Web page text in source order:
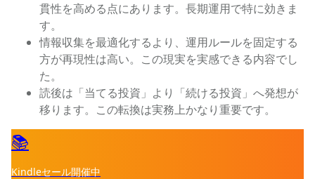
貫性を高める点にあります。長期運用で特に効きま
す。
情報収集を最適化するより、運用ルールを固定する
方が再現性は高い。この現実を実感できる内容でし
た。
読後は「当てる投資」より「続ける投資」へ発想が
移ります。この転換は実務上かなり重要です。
📚
Kindleセール開催中